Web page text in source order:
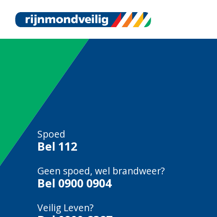
Spoed
Bel 112
Geen spoed, wel brandweer?
Bel 0900 0904
Veilig Leven?